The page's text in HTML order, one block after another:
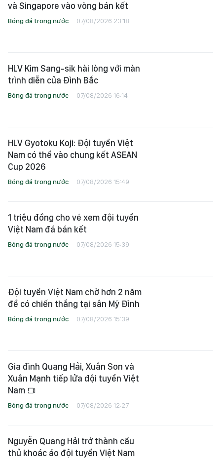
và Singapore vào vòng bán kết
Bóng đá trong nước 07/08/2026 23:18
HLV Kim Sang-sik hài lòng với màn
trình diễn của Đình Bắc
Bóng đá trong nước 07/08/2026 16:14
HLV Gyotoku Koji: Đội tuyển Việt
Nam có thể vào chung kết ASEAN
Cup 2026
Bóng đá trong nước 07/08/2026 15:49
1 triệu đồng cho vé xem đội tuyển
Việt Nam đá bán kết
Bóng đá trong nước 07/08/2026 15:39
Đội tuyển Việt Nam chờ hơn 2 năm
để có chiến thắng tại sân Mỹ Đình
Bóng đá trong nước 07/08/2026 15:39
Gia đình Quang Hải, Xuân Son và
Xuân Mạnh tiếp lửa đội tuyển Việt
Nam
Bóng đá trong nước 07/08/2026 12:27
Nguyễn Quang Hải trở thành cầu
thủ khoác áo đội tuyển Việt Nam